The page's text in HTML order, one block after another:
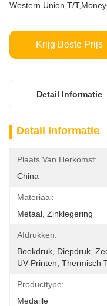
Western Union,T/
Krijg Beste Prijs
Detail Informatie
Detail Informatie
Plaats Van Herkomst:
China
Materiaal:
Metaal, Zinklegering
Afdrukken:
Boekdruk, Diepdruk,
UV-Printen, Thermisch
Producttype:
Medaille